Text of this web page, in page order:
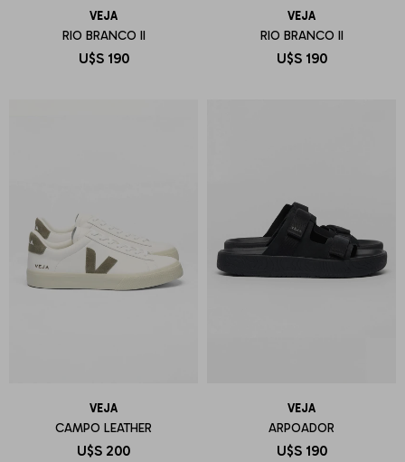
VEJA
RIO BRANCO II
U$S 190
VEJA
RIO BRANCO II
U$S 190
VEJA
CAMPO LEATHER
U$S 200
VEJA
ARPOADOR
U$S 190